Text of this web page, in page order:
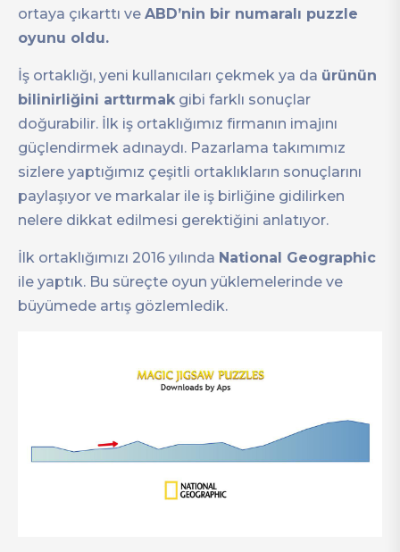
ortaya çıkarttı ve ABD’nin bir numaralı puzzle
oyunu oldu.
İş ortaklığı, yeni kullanıcıları çekmek ya da ürünün
bilinirliğini arttırmak gibi farklı sonuçlar
doğurabilir. İlk iş ortaklığımız firmanın imajını
güçlendirmek adınaydı. Pazarlama takımımız
sizlere yaptığımız çeşitli ortaklıkların sonuçlarını
paylaşıyor ve markalar ile iş birliğine gidilirken
nelere dikkat edilmesi gerektiğini anlatıyor.
İlk ortaklığımızı 2016 yılında National Geographic
ile yaptık. Bu süreçte oyun yüklemelerinde ve
büyümede artış gözlemledik.